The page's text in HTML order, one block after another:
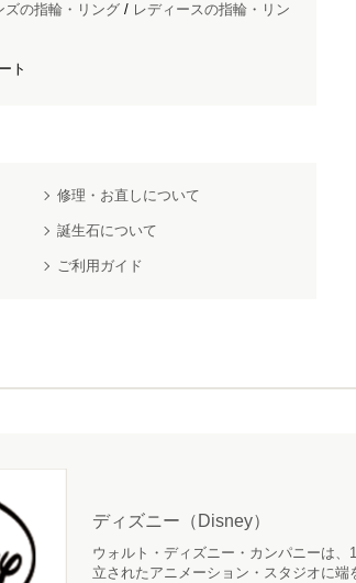
ズの指輪・リング / レディースの指輪・リン
ト
修理・お直しについて
誕生石について
ご利用ガイド
ディズニー（Disney）
ウォルト・ディズニー・カンパニーは
立されたアニメーション・スタジオに